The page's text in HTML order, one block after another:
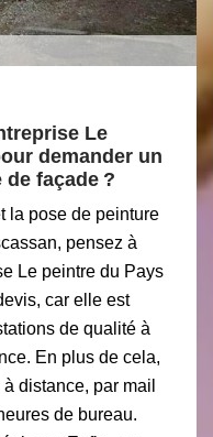
Le
demander un
façade ?
la pose de peinture
pensez à
Le peintre du Pays
car elle est
de qualité à
En plus de cela,
distance, par mail
de bureau.